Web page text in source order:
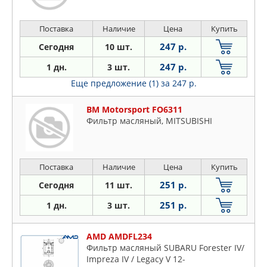
Поставка Наличие Цена Купить
Сегодня 10 шт. 247 р.
1 дн. 3 шт. 247 р.
Еще предложение (1) за 247 р.
BM Motorsport FO6311
Фильтр масляный, MITSUBISHI
Поставка Наличие Цена Купить
Сегодня 11 шт. 251 р.
1 дн. 3 шт. 251 р.
AMD AMDFL234
Фильтр масляный SUBARU Forester IV/
Impreza IV / Legacy V 12-